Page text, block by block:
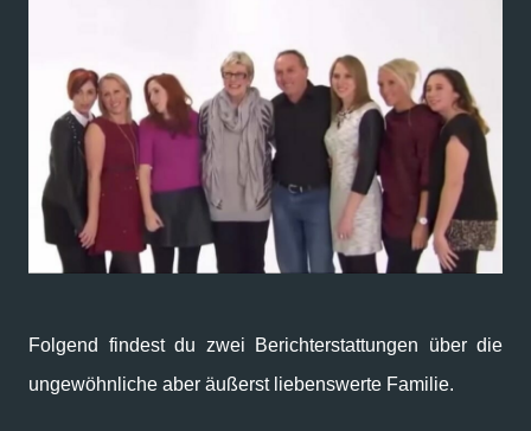
Folgend findest du zwei Berichterstattungen über die
ungewöhnliche aber äußerst liebenswerte Familie.